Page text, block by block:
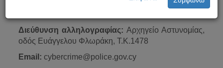
Διεύθυνση αλληλογραφίας: Αρχηγείο Αστυνομίας,
οδός Ευάγγελου Φλωράκη, Τ.Κ.1478
Email: cybercrime@police.gov.cy